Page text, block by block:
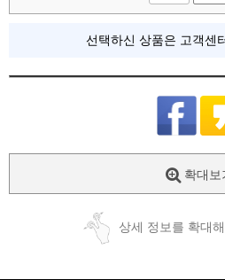
선택하신 상품은 고객센
확대보
상세 정보를 확대